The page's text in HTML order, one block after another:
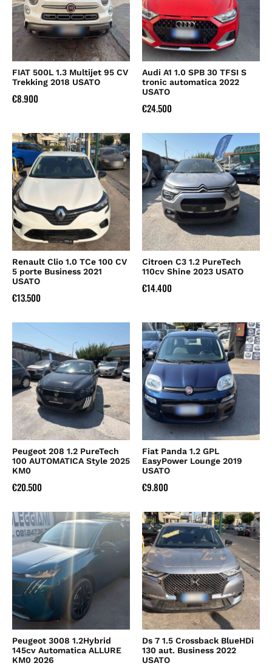
FIAT 500L 1.3 Multijet 95 CV
Trekking 2018 USATO
€8.900
Audi A1 1.0 SPB 30 TFSI S
tronic automatica 2022
USATO
€24.500
Renault Clio 1.0 TCe 100 CV
5 porte Business 2021
USATO
€13.500
Citroen C3 1.2 PureTech
110cv Shine 2023 USATO
€14.400
Peugeot 208 1.2 PureTech
100 AUTOMATICA Style 2025
KM0
€20.500
Fiat Panda 1.2 GPL
EasyPower Lounge 2019
USATO
€9.800
Peugeot 3008 1.2Hybrid
145cv Automatica ALLURE
KM0 2026
Ds 7 1.5 Crossback BlueHDi
130 aut. Business 2022
USATO